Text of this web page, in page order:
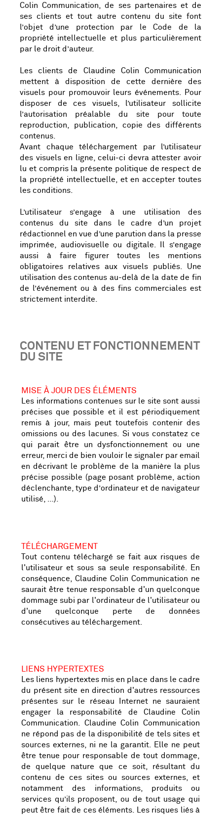
Colin Communication, de ses partenaires et de
ses clients et tout autre contenu du site font
l’objet d’une protection par le Code de la
propriété intellectuelle et plus particulièrement
par le droit d’auteur.
Les clients de Claudine Colin Communication
mettent à disposition de cette dernière des
visuels pour promouvoir leurs événements. Pour
disposer de ces visuels, l’utilisateur sollicite
l’autorisation préalable du site pour toute
reproduction, publication, copie des différents
contenus.
Avant chaque téléchargement par l’utilisateur
des visuels en ligne, celui-ci devra attester avoir
lu et compris la présente politique de respect de
la propriété intellectuelle, et en accepter toutes
les conditions.
L’utilisateur s’engage à une utilisation des
contenus du site dans le cadre d’un projet
rédactionnel en vue d’une parution dans la presse
imprimée, audiovisuelle ou digitale. Il s’engage
aussi à faire figurer toutes les mentions
obligatoires relatives aux visuels publiés. Une
utilisation des contenus au-delà de la date de fin
de l’événement ou à des fins commerciales est
strictement interdite.
CONTENU ET FONCTIONNEMENT
DU SITE
MISE À JOUR DES ÉLÉMENTS
Les informations contenues sur le site sont aussi
précises que possible et il est périodiquement
remis à jour, mais peut toutefois contenir des
omissions ou des lacunes. Si vous constatez ce
qui parait être un dysfonctionnement ou une
erreur, merci de bien vouloir le signaler par email
en décrivant le problème de la manière la plus
précise possible (page posant problème, action
déclenchante, type d’ordinateur et de navigateur
utilisé, …).
TÉLÉCHARGEMENT
Tout contenu téléchargé se fait aux risques de
l'utilisateur et sous sa seule responsabilité. En
conséquence, Claudine Colin Communication ne
saurait être tenue responsable d'un quelconque
dommage subi par l'ordinateur de l'utilisateur ou
d'une quelconque perte de données
consécutives au téléchargement.
LIENS HYPERTEXTES
Les liens hypertextes mis en place dans le cadre
du présent site en direction d'autres ressources
présentes sur le réseau Internet ne sauraient
engager la responsabilité de Claudine Colin
Communication. Claudine Colin Communication
ne répond pas de la disponibilité de tels sites et
sources externes, ni ne la garantit. Elle ne peut
être tenue pour responsable de tout dommage,
de quelque nature que ce soit, résultant du
contenu de ces sites ou sources externes, et
notamment des informations, produits ou
services qu’ils proposent, ou de tout usage qui
peut être fait de ces éléments. Les risques liés à